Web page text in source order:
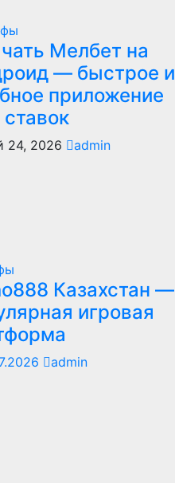
Мелбет на
— быстрое и
приложение
24, 2026 admin
Казахстан —
игровая
admin